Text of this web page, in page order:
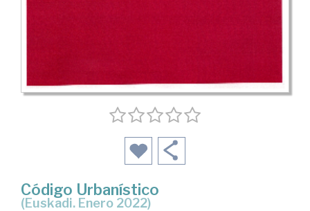
Código Urbanístico
(Euskadi. Enero 2022)